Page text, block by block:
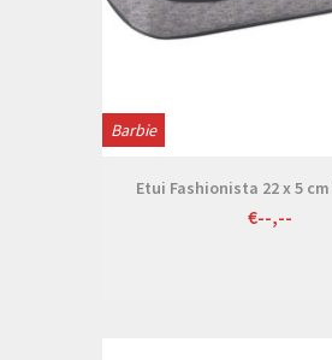
Barbie
Etui Fashionista 22 x 5
€--,--